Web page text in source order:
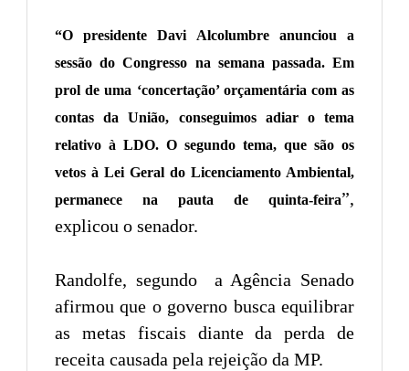
“O presidente Davi Alcolumbre anunciou a
sessão do Congresso na semana passada. Em
prol de uma ‘concertação’ orçamentária com as
contas da União, conseguimos adiar o tema
relativo à LDO. O segundo tema, que são os
vetos à Lei Geral do Licenciamento Ambiental,
permanece na pauta de quinta-feira”,
explicou o senador.
Randolfe, segundo a Agência Senado
afirmou que o governo busca equilibrar
as metas fiscais diante da perda de
receita causada pela rejeição da MP.